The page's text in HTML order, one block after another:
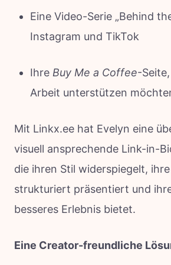
Eine Video-Serie „Behind
Instagram und TikTok
Ihre Buy Me a Coffee-
Arbeit unterstützen
Mit Linkx.ee hat Evelyn eine
visuell ansprechende Link-in-
die ihren Stil widerspiegelt,
strukturiert präsentiert und
besseres Erlebnis bietet.
Eine Creator-freundliche